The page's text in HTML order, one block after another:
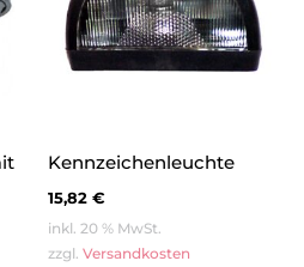
Kennzeichenleuchte
15,82 €
inkl. 20 % MwSt.
zzgl. Versandkosten